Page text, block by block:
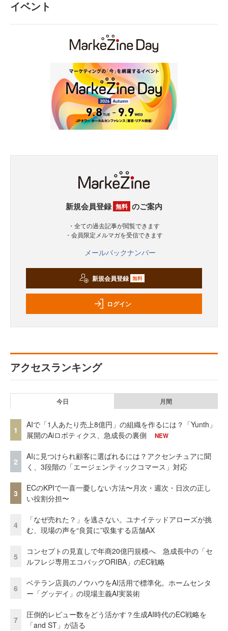
イベント
新規会員登録 無料 のご案内
・全ての過去記事が閲覧できます
・会員限定メルマガを受信できます
メールバックナンバー
新規会員登録 無料
ログイン
アクセスランキング
今日 月間
1
AIで「1人あたり売上8億円」の組織を作るには？「Yunth」
展開のAiロボティクス、急成長の裏側
NEW
2
AIに見つけられ顧客に選ばれるには？アクセンチュアに聞
く、3段階の「エージェンティックコマース」対応
3
ECのKPIで一喜一憂しない方法〜月次・週次・日次の正し
い役割分担〜
4
「なぜ売れた？」を逃さない。ユナイテッドアローズが挑
む、現場の声を“良質に”収集する店舗AX
5
コンセプトの見直しで年商20億円規模へ 急成長中の「セ
ルフレジ専用エコバッグORIBA」のEC戦略
6
ベテラン店員のノウハウをAI活用で標準化。ホームセンタ
ー「グッデイ」の現場主義AI実装術
7
圧倒的レビュー数をどう活かす？生成AI時代のEC戦略を
「and ST」が語る